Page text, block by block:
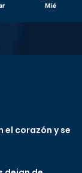
Mié
el corazón y se